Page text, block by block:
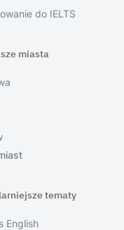
do IELTS
miasta
tematy
English